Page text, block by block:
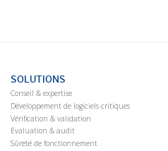
SOLUTIONS
Conseil & expertise
Développement de logiciels critiques
Vérification & validation
Evaluation & audit
Sûreté de fonctionnement